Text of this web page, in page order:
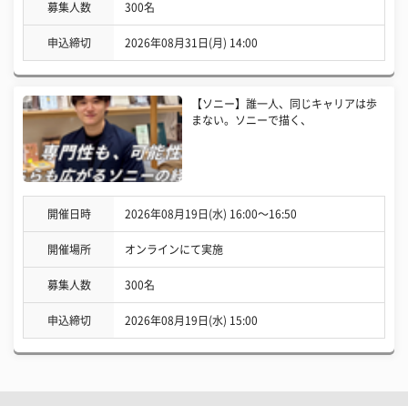
募集人数 300名
申込締切 2026年08月31日(月) 14:00
【ソニー】誰一人、同じキャリアは歩
まない。ソニーで描く、
開催日時 2026年08月19日(水) 16:00〜16:50
開催場所 オンラインにて実施
募集人数 300名
申込締切 2026年08月19日(水) 15:00